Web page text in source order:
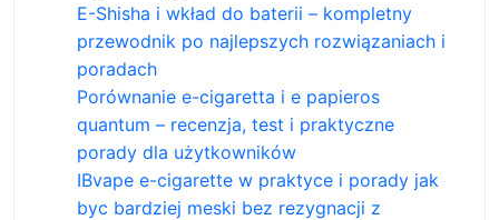
E-Shisha i wkład do baterii – kompletny
przewodnik po najlepszych rozwiązaniach i
poradach
Porównanie e-cigaretta i e papieros
quantum – recenzja, test i praktyczne
porady dla użytkowników
IBvape e-cigarette w praktyce i porady jak
byc bardziej meski bez rezygnacji z